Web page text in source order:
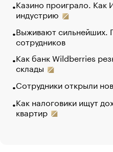
Казино проиграло.
индустрию
Выживают сильнейших.
сотрудников
Как банк Wildberries
склады
Сотрудники открыли
Как налоговики ищут
квартир